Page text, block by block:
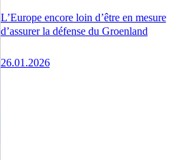
L’Europe encore loin d’être en mesure
d’assurer la défense du Groenland
26.01.2026